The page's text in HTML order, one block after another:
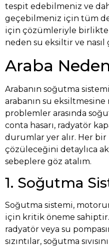
tespit edebilmeniz ve
geçebilmeniz için tüm
için çözümleriyle birlikte
neden su eksiltir ve nasıl
Araba
Arabanın soğutma
arabanın su eksiltmesine
problemler arasında
conta hasarı, radyatör
durumlar yer alır. Her bir
çözüleceğini detaylıca
sebeplere göz atalım.
1. Soğutma
Soğutma sistemi, motorun
için kritik öneme
radyatör veya su
sızıntılar, soğutma